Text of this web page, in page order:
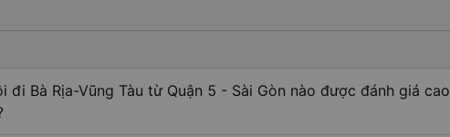
đi Bà Rịa-Vũng Tàu từ Quận 5 - Sài Gòn nào được đánh giá cao